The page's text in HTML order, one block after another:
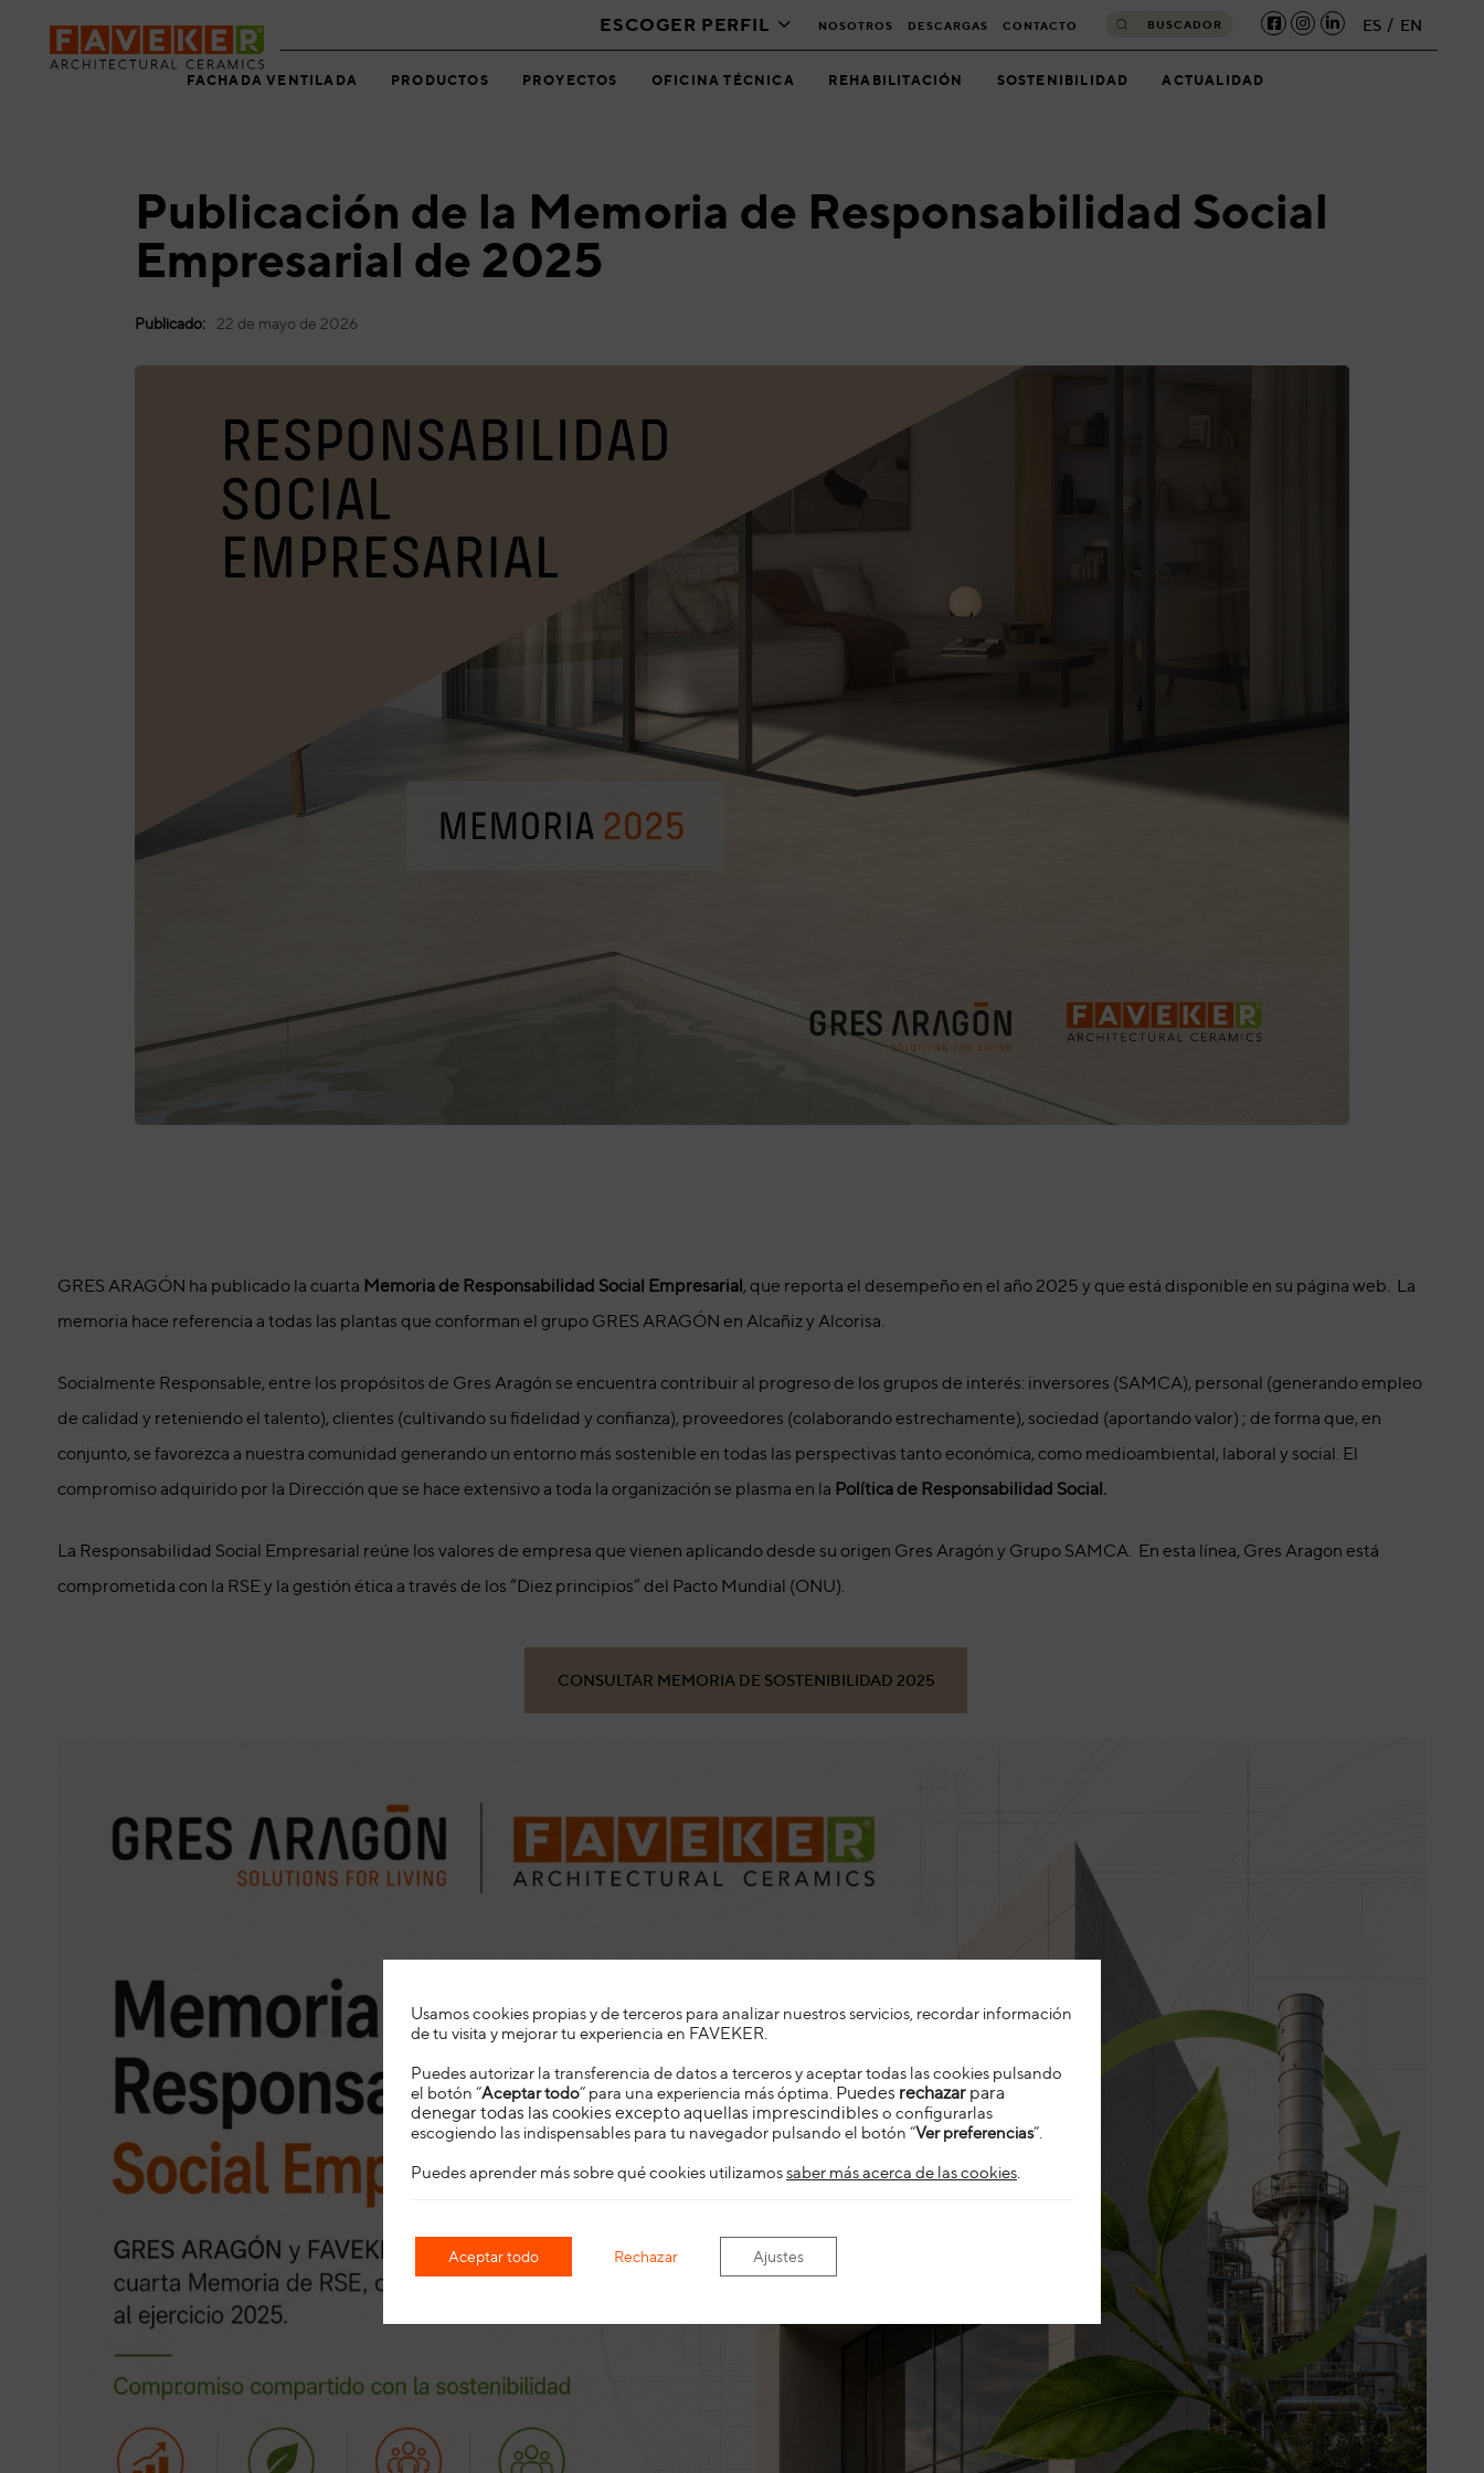
primary
NOSOTROS DESCARGAS CONTACTO BUSCADOR ES EN
ESCOGER PERFIL
FACHADA VENTILADA PRODUCTOS PROYECTOS OFICINA TÉCNICA REHABILITACIÓN SOSTENIBILIDAD ACTUALIDAD
Publicación de la Memoria de Responsabilidad Social
Empresarial de 2025
Publicado: 22 de mayo de 2026
GRES ARAGÓN ha publicado la cuarta Memoria de Responsabilidad Social Empresarial, que reporta el desempeño en el año 2025 y que está disponible en su página web. La
memoria hace referencia a todas las plantas que conforman el grupo GRES ARAGÓN en Alcañiz y Alcorisa.
Socialmente Responsable, entre los propósitos de Gres Aragón se encuentra contribuir al progreso de los grupos de interés: inversores (SAMCA), personal (generando empleo
de calidad y reteniendo el talento), clientes (cultivando su fidelidad y confianza), proveedores (colaborando estrechamente), sociedad (aportando valor) ; de forma que, en
conjunto, se favorezca a nuestra comunidad generando un entorno más sostenible en todas las perspectivas tanto económica, como medioambiental, laboral y social. El
compromiso adquirido por la Dirección que se hace extensivo a toda la organización se plasma en la Política de Responsabilidad Social.
La Responsabilidad Social Empresarial reúne los valores de empresa que vienen aplicando desde su origen Gres Aragón y Grupo SAMCA. En esta línea, Gres Aragon está
comprometida con la RSE y la gestión ética a través de los “Diez principios” del Pacto Mundial (ONU).
CONSULTAR MEMORIA DE SOSTENIBILIDAD 2025
Usamos cookies propias y de terceros para analizar nuestros servicios, recordar información
de tu visita y mejorar tu experiencia en FAVEKER.
Puedes autorizar la transferencia de datos a terceros y aceptar todas las cookies pulsando
el botón “Aceptar todo” para una experiencia más óptima. Puedes rechazar para
denegar todas las cookies excepto aquellas imprescindibles o configurarlas
escogiendo las indispensables para tu navegador pulsando el botón “Ver preferencias”.
Puedes aprender más sobre qué cookies utilizamossaber más acerca de las cookies.
Aceptar todo Rechazar Ajustes